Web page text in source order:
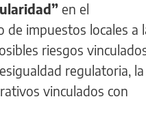
en el
de impuestos locales a
riesgos
regulatoria, la
vinculados con